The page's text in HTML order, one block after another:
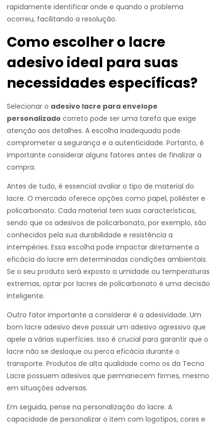
rapidamente identificar onde e quando o problema
ocorreu, facilitando a resolução.
Como escolher o lacre
adesivo ideal para suas
necessidades específicas?
Selecionar o adesivo lacre para envelope
personalizado correto pode ser uma tarefa que exige
atenção aos detalhes. A escolha inadequada pode
comprometer a segurança e a autenticidade. Portanto, é
importante considerar alguns fatores antes de finalizar a
compra.
Antes de tudo, é essencial avaliar o tipo de material do
lacre. O mercado oferece opções como papel, poliéster e
policarbonato. Cada material tem suas características,
sendo que os adesivos de policarbonato, por exemplo, são
conhecidos pela sua durabilidade e resistência a
intempéries. Essa escolha pode impactar diretamente a
eficácia do lacre em determinadas condições ambientais.
Se o seu produto será exposto a umidade ou temperaturas
extremas, optar por lacres de policarbonato é uma decisão
inteligente.
Outro fator importante a considerar é a adesividade. Um
bom lacre adesivo deve possuir um adesivo agressivo que
apele a várias superfícies. Isso é crucial para garantir que o
lacre não se desloque ou perca eficácia durante o
transporte. Produtos de alta qualidade como os da Tecno
Lacre possuem adesivos que permanecem firmes, mesmo
em situações adversas.
Em seguida, pense na personalização do lacre. A
capacidade de personalizar o item com logotipos, cores e